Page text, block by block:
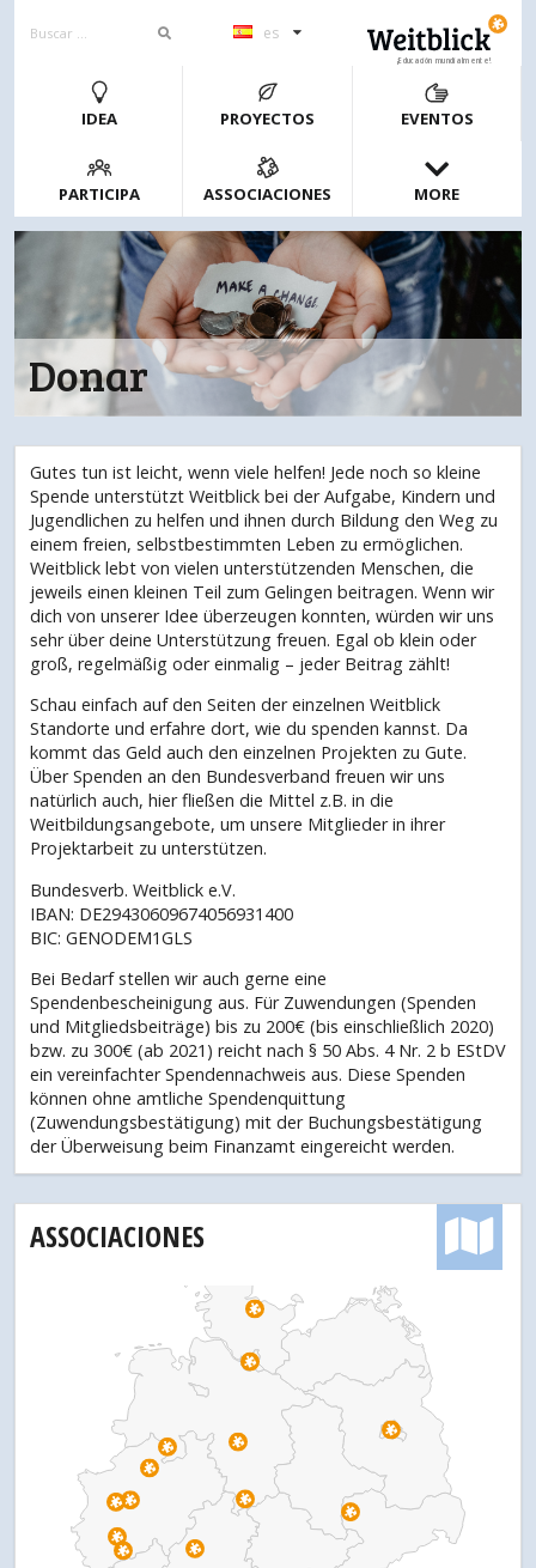
es
¡Educación mundialmente!
IDEA PROYECTOS EVENTOS
PARTICIPA ASSOCIACIONES MORE
Donar
Gutes tun ist leicht, wenn viele helfen! Jede noch so kleine
Spende unterstützt Weitblick bei der Aufgabe, Kindern und
Jugendlichen zu helfen und ihnen durch Bildung den Weg zu
einem freien, selbstbestimmten Leben zu ermöglichen.
Weitblick lebt von vielen unterstützenden Menschen, die
jeweils einen kleinen Teil zum Gelingen beitragen. Wenn wir
dich von unserer Idee überzeugen konnten, würden wir uns
sehr über deine Unterstützung freuen. Egal ob klein oder
groß, regelmäßig oder einmalig – jeder Beitrag zählt!
Schau einfach auf den Seiten der einzelnen Weitblick
Standorte und erfahre dort, wie du spenden kannst. Da
kommt das Geld auch den einzelnen Projekten zu Gute.
Über Spenden an den Bundesverband freuen wir uns
natürlich auch, hier fließen die Mittel z.B. in die
Weitbildungsangebote, um unsere Mitglieder in ihrer
Projektarbeit zu unterstützen.
Bundesverb. Weitblick e.V.
IBAN: DE29430609674056931400
BIC: GENODEM1GLS
Bei Bedarf stellen wir auch gerne eine
Spendenbescheinigung aus. Für Zuwendungen (Spenden
und Mitgliedsbeiträge) bis zu 200€ (bis einschließlich 2020)
bzw. zu 300€ (ab 2021) reicht nach § 50 Abs. 4 Nr. 2 b EStDV
ein vereinfachter Spendennachweis aus. Diese Spenden
können ohne amtliche Spendenquittung
(Zuwendungsbestätigung) mit der Buchungsbestätigung
der Überweisung beim Finanzamt eingereicht werden.
ASSOCIACIONES